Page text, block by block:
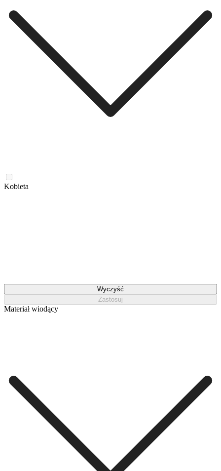
Kobieta
Wyczyść
Zastosuj
Materiał wiodący